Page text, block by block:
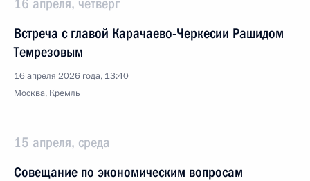
16 апреля, четверг
Встреча с главой Карачаево-Черкесии Рашидом
Темрезовым
16 апреля 2026 года, 13:40
Москва, Кремль
15 апреля, среда
Совещание по экономическим вопросам